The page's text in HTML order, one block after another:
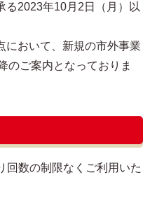
る2023年10月2日（月）以
において、新規の市外事業
のご案内となっておりま
回数の制限なくご利用いた